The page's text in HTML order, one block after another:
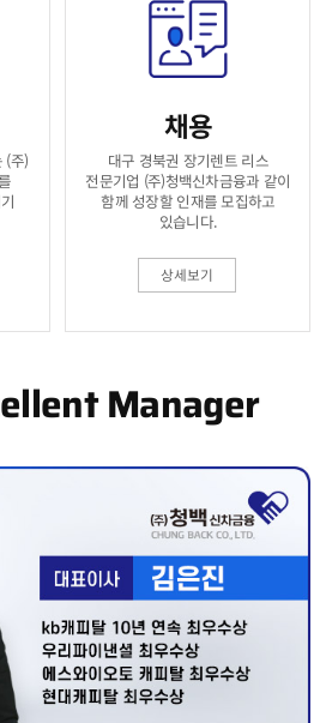
(주)
채용
대구 경북권 장기렌트 리스
전문기업 (주)청백신차금융과 같이
함께 성장할 인재를 모집하고
있습니다.
상세보기
Manager